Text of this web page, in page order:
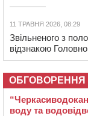
11 ТРАВНЯ 2026, 08:29
Звільненого з
відзнакою
ОБГОВОРЕННЯ
воду та